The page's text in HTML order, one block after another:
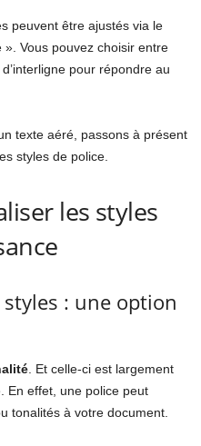
peuvent être ajustés via le
Vous pouvez choisir entre
pour répondre au
texte aéré, passons à présent
styles de police.
les styles
: une option
. Et celle-ci est largement
En effet, une police peut
tonalités à votre document.